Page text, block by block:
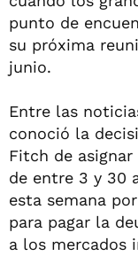
punto de
su próxima
junio.
Entre las
conoció la
Fitch de
de entre 3 y 30
esta semana
para pagar la
a los mercados